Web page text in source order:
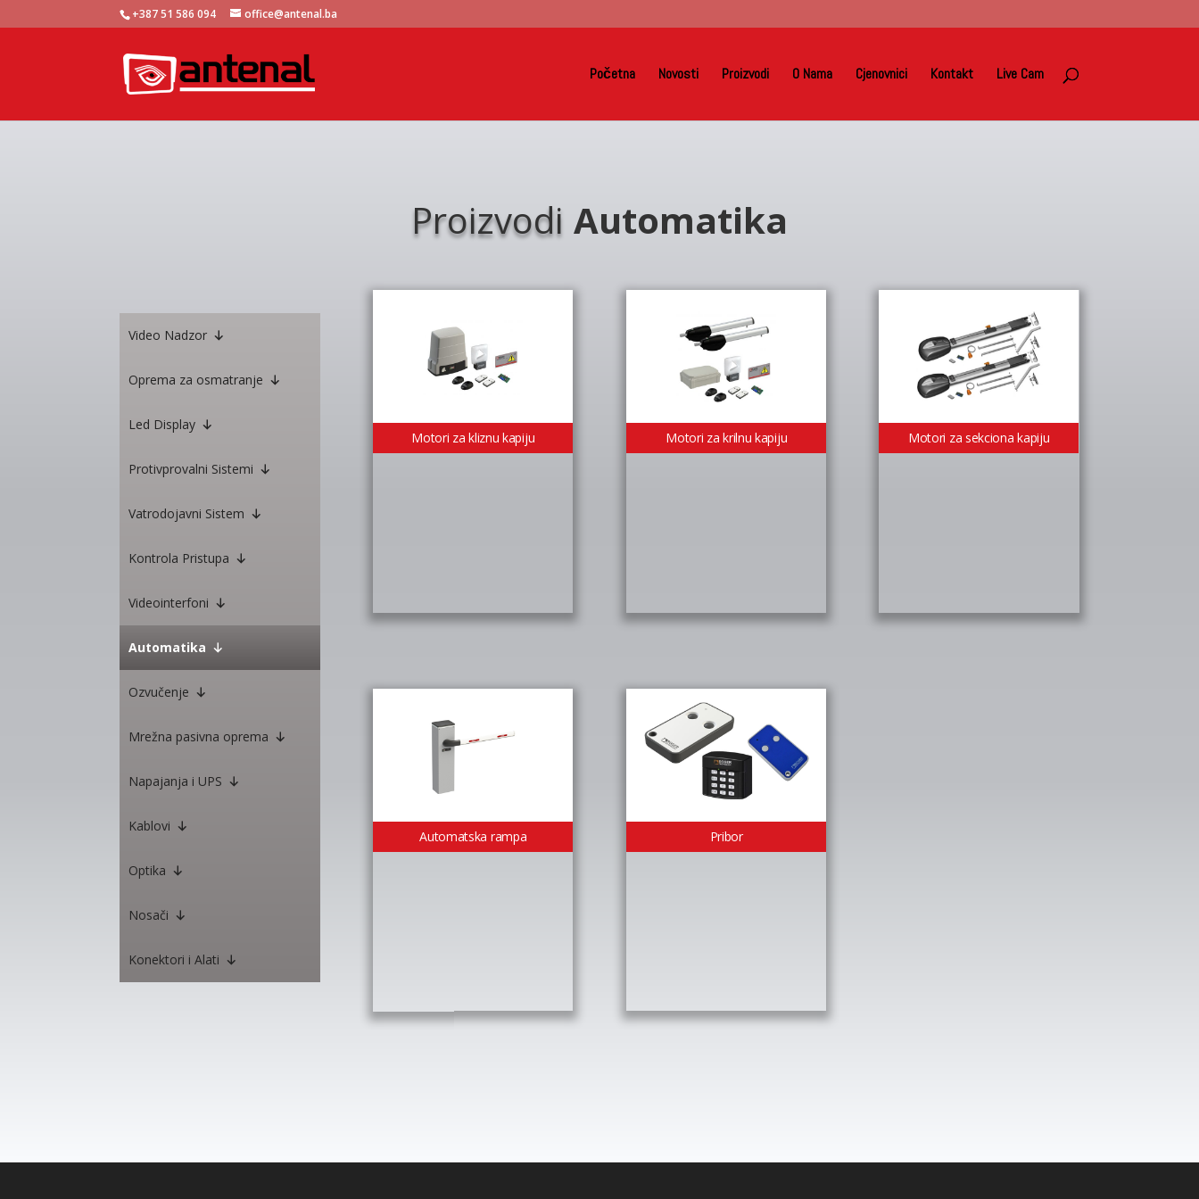
+387 51 586 094 office@antenal.ba
Početna Novosti Proizvodi O Nama Cjenovnici Kontakt Live Cam
Proizvodi Automatika
Video Nadzor
Oprema za osmatranje
Led Display
Protivprovalni Sistemi
Vatrodojavni Sistem
Kontrola Pristupa
Videointerfoni
Automatika
Ozvučenje
Mrežna pasivna oprema
Napajanja i UPS
Kablovi
Optika
Nosači
Konektori i Alati
Motori za kliznu kapiju
Automatska rampa
Motori za krilnu kapiju
Pribor
Motori za sekciona kapiju